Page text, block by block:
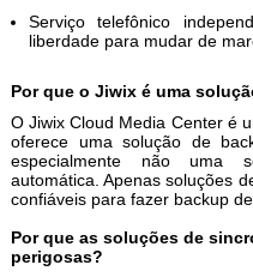
Serviço telefônico
liberdade para mudar de
Por que o Jiwix é uma
O Jiwix Cloud Media Center é
oferece uma solução de
especialmente não uma
automática. Apenas soluções
confiáveis para fazer backup
Por que as soluções de
perigosas?